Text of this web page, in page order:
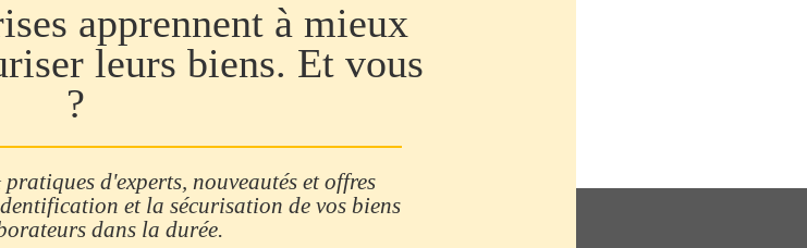
apprennent à mieux
leurs biens. Et vous
?
d'experts, nouveautés et offres
et la sécurisation de vos biens
dans la durée.